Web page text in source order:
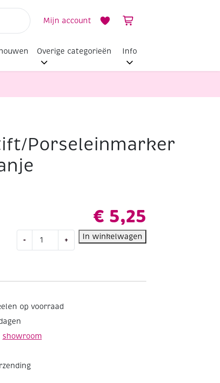
Mijn account
Overige categorieën Info
Porseleinmarker
€ 5,25
-
Porseleinstift/Porseleinmarker
briljant,
+ In winkelwagen
op voorraad
showroom